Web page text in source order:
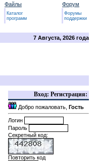
Файлы
Каталог
программ
Форум
Форумы
поддержки
7 Августа, 2026 года
Вход: Регистрация:
Добро пожаловать, Гость
Логин
Пароль
Секретный код:
Повторить код